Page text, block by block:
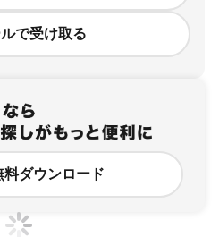
で受け取る
料ダウンロード